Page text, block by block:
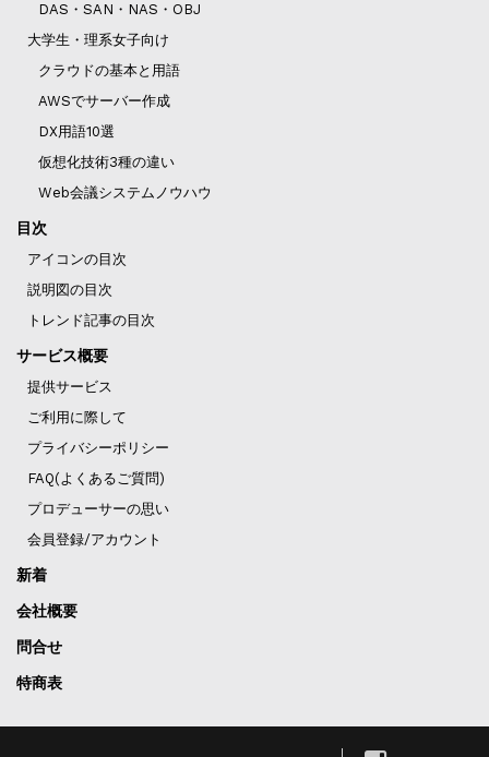
DAS・SAN・NAS・OBJ
大学生・理系女子向け
クラウドの基本と用語
AWSでサーバー作成
DX用語10選
仮想化技術3種の違い
Web会議システムノウハウ
目次
アイコンの目次
説明図の目次
トレンド記事の目次
サービス概要
提供サービス
ご利用に際して
プライバシーポリシー
FAQ(よくあるご質問)
プロデューサーの思い
会員登録/アカウント
新着
会社概要
問合せ
特商表